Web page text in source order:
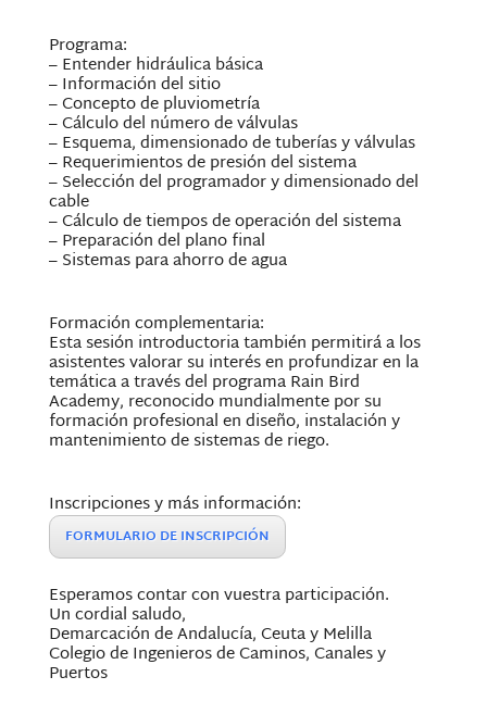
Programa:
– Entender hidráulica básica
– Información del sitio
– Concepto de pluviometría
– Cálculo del número de válvulas
– Esquema, dimensionado de tuberías y válvulas
– Requerimientos de presión del sistema
– Selección del programador y dimensionado del
cable
– Cálculo de tiempos de operación del sistema
– Preparación del plano final
– Sistemas para ahorro de agua
Formación complementaria:
Esta sesión introductoria también permitirá a los
asistentes valorar su interés en profundizar en la
temática a través del programa Rain Bird
Academy, reconocido mundialmente por su
formación profesional en diseño, instalación y
mantenimiento de sistemas de riego.
Inscripciones y más información:
FORMULARIO DE INSCRIPCIÓN
Esperamos contar con vuestra participación.
Un cordial saludo,
Demarcación de Andalucía, Ceuta y Melilla
Colegio de Ingenieros de Caminos, Canales y
Puertos